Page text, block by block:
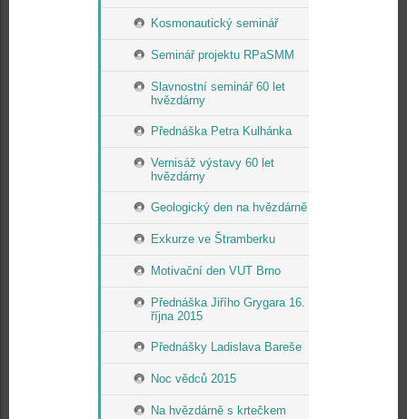
Kosmonautický seminář
Seminář projektu RPaSMM
Slavnostní seminář 60 let
hvězdárny
Přednáška Petra Kulhánka
Vernisáž výstavy 60 let
hvězdárny
Geologický den na hvězdárně
Exkurze ve Štramberku
Motivační den VUT Brno
Přednáška Jiřího Grygara 16.
října 2015
Přednášky Ladislava Bareše
Noc vědců 2015
Na hvězdárně s krtečkem